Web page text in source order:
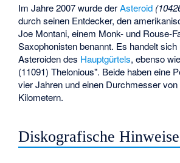
Im Jahre 2007 wurde derAsteroid
durch seinen Entdecker, den
Joe Montani, einem Monk- und Rouse-
Saxophonisten benannt. Es handelt sich
Asteroiden des Hauptgürtels, ebenso
(11091) Thelonious". Beide haben eine
vier Jahren und einen Durchmesser
Kilometern.
Diskografische Hinweise